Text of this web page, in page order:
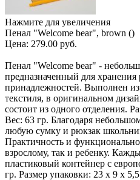
Нажмите для увеличения
Пенал "Welcome bear", brown ()
Цена: 279.00 руб.
Пенал "Welcome bear" -
предназначенный для
принадлежностей. Выполнен из
текстиля, в оригинальном
состоит из одного отделения.
Вес: 63 гр. Благодаря
любую сумку и рюкзак
Практичность и
взрослому, так и ребенку.
пластиковый контейнер с
гр. Размер упаковки: 23 х 9 х